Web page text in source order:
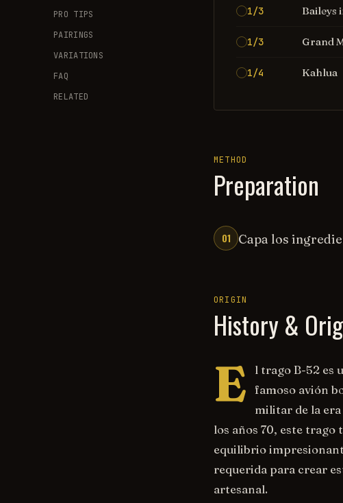
PRO TIPS
PAIRINGS
VARIATIONS
FAQ
RELATED
1/3 Baileys
1/3 Grand
1/4 Kahlua
METHOD
Preparation
01 Capa los
ORIGIN
History &
E
l trago B-52 es
famoso avión
militar de la
los años 70, este
equilibrio
requerida para crear
artesanal.